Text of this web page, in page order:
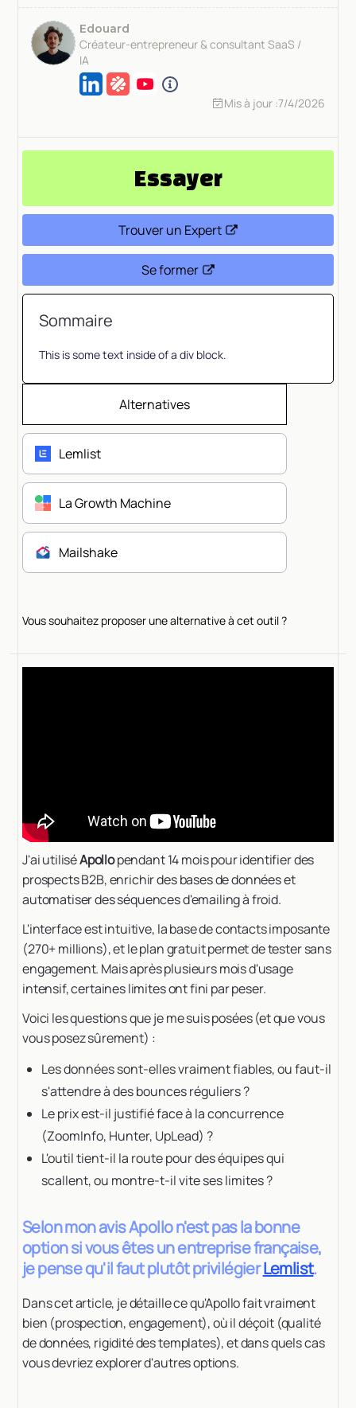
Edouard
Créateur-entrepreneur & consultant SaaS /
IA
Mis à jour :7/4/2026
Essayer
Trouver un Expert
Se former
Sommaire
This is some text inside of a div block.
Alternatives
Lemlist
La Growth Machine
Mailshake
Vous souhaitez proposer une alternative à cet outil ?
J'ai utiliséApollopendant 14 mois pour identifier des
prospects B2B, enrichir des bases de données et
automatiser des séquences d'emailing à froid.
L'interface est intuitive, la base de contacts imposante
(270+ millions), et le plan gratuit permet de tester sans
engagement. Mais après plusieurs mois d'usage
intensif, certaines limites ont fini par peser.
Voici les questions que je me suis posées (et que vous
vous posez sûrement) :
Les données sont-elles vraiment fiables, ou faut-il
s'attendre à des bounces réguliers ?
Le prix est-il justifié face à la concurrence
(ZoomInfo, Hunter, UpLead) ?
L'outil tient-il la route pour des équipes qui
scallent, ou montre-t-il vite ses limites ?
Selon mon avis Apollo n'est pas la bonne
option si vous êtes un entreprise française,
je pense qu'il faut plutôt privilégierLemlist.
Dans cet article, je détaille ce qu'Apollo fait vraiment
bien (prospection, engagement), où il déçoit (qualité
de données, rigidité des templates), et dans quels cas
vous devriez explorer d'autres options.